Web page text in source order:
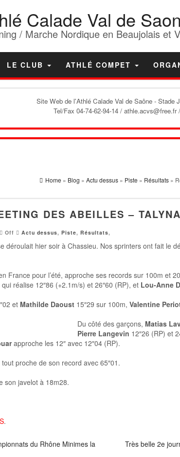
Calade Val de
/ Marche Nordique en Beaujolais et
LE CLUB ATHLÉ COMPET
Site Web de l'Athlé Calade Val de Saône - Stade
Tel/Fax 04-74-62-94-14 /
Home » Blog » Actu dessus» Piste » Résultats»
DES ABEILLES –
Off Actu dessus, Piste, Résultats,
déroulait hier soir à Chassieu. Nos sprinters ont fait le
France pour l’été, approche ses records sur 100m et
qui réalise 12″86 (+2.1m/s) et 26″60 (RP), et Lou-Anne
et Mathilde Daoust 15″29 sur 100m, Valentine
Du côté des garçons, Matias
Pierre Langevin 12″26 (RP) et
approche les 12″ avec 12″04 (RP).
tout proche de son record avec 65″01.
son javelot à 18m28.
.
du Rhône Minimes la
Très belle 2e